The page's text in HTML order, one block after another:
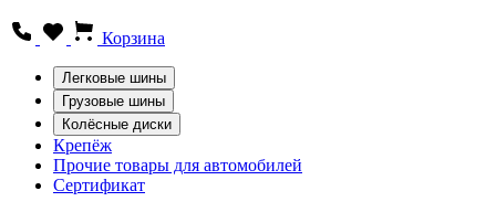
Корзина
Легковые шины
Грузовые шины
Колёсные диски
Крепёж
Прочие товары для автомобилей
Сертификат